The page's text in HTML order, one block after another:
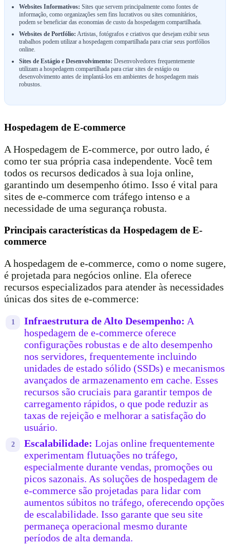
Websites Informativos: Sites que servem principalmente como fontes de
informação, como organizações sem fins lucrativos ou sites comunitários,
podem se beneficiar das economias de custo da hospedagem compartilhada.
Websites de Portfólio: Artistas, fotógrafos e criativos que desejam exibir seus
trabalhos podem utilizar a hospedagem compartilhada para criar seus portfólios
online.
Sites de Estágio e Desenvolvimento: Desenvolvedores frequentemente
utilizam a hospedagem compartilhada para criar sites de estágio ou
desenvolvimento antes de implantá-los em ambientes de hospedagem mais
robustos.
Hospedagem de E-commerce
A Hospedagem de E-commerce, por outro lado, é
como ter sua própria casa independente. Você tem
todos os recursos dedicados à sua loja online,
garantindo um desempenho ótimo. Isso é vital para
sites de e-commerce com tráfego intenso e a
necessidade de uma segurança robusta.
Principais características da Hospedagem de E-
commerce
A hospedagem de e-commerce, como o nome sugere,
é projetada para negócios online. Ela oferece
recursos especializados para atender às necessidades
únicas dos sites de e-commerce:
Infraestrutura de Alto Desempenho: A
hospedagem de e-commerce oferece
configurações robustas e de alto desempenho
nos servidores, frequentemente incluindo
unidades de estado sólido (SSDs) e mecanismos
avançados de armazenamento em cache. Esses
recursos são cruciais para garantir tempos de
carregamento rápidos, o que pode reduzir as
taxas de rejeição e melhorar a satisfação do
usuário.
Escalabilidade: Lojas online frequentemente
experimentam flutuações no tráfego,
especialmente durante vendas, promoções ou
picos sazonais. As soluções de hospedagem de
e-commerce são projetadas para lidar com
aumentos súbitos no tráfego, oferecendo opções
de escalabilidade. Isso garante que seu site
permaneça operacional mesmo durante
períodos de alta demanda.